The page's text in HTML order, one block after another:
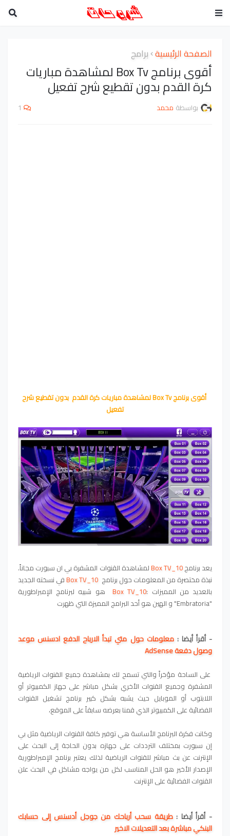
الصفحة الرئيسية برامج
أقوى برنامج Box Tv لمشاهدة مباريات
كرة القدم بدون تقطيع شرح تفعيل
بواسطة محمد 1
أقوى برنامج Box Tv لمشاهدة مباريات كرة القدم بدون تقطيع شرح
تفعيل
يعد برنامجBox TV_10لمشاهدة القنوات المشفرة بي ان سبورت مجاناً.
نبذة مختصرة من المعلومات حول برنامج Box TV_10في نسخته الجديد
بالعديد من المميزات :Box TV_10هو شبيه لبرنامج الإمبراطورية
"Embratoria" و الهين هو أحد البرامج المميزة التي ظهرت
- أقرأ أيضا : معلومات حول متي تبدأ الارباح الدفع ادسنس موعد
وصول دفعة AdSense
على الساحة مؤخراً والتي تسمح لك بمشاهدة جميع القنوات الرياضية
المشفرة وجميع القنوات الأخري بشكل مباشر على جهاز الكمبيوتر أو
اللابتوب أو الموبايل حيث يشبه بشكل كبير برنامج تشغيل القنوات
الفضائية على الكمبيوتر الذي قمنا بعرضه سابقاً على الموقع،
وكانت فكرة البرنامج الأساسة هي توفير كافة القنوات الرياضية مثل بي
إن سبورت بمختلف الترددات على جهازه بدون الحاجة إلى البحث على
الإنترنت عن بث مباشر للقنوات الرياضية لذلك يعتبر برنامج الإمبراطورية
الإصدار الأخير هو الحل المناسب لكل من يواجه مشاكل في البحث علن
القنوات الفضائية على الإنترنت
- أقرأ أيضا : طريقة سحب أرباحك من جوجل أدسنس إلى حسابك
البنكي مباشرة بعد التعديلات الاخير